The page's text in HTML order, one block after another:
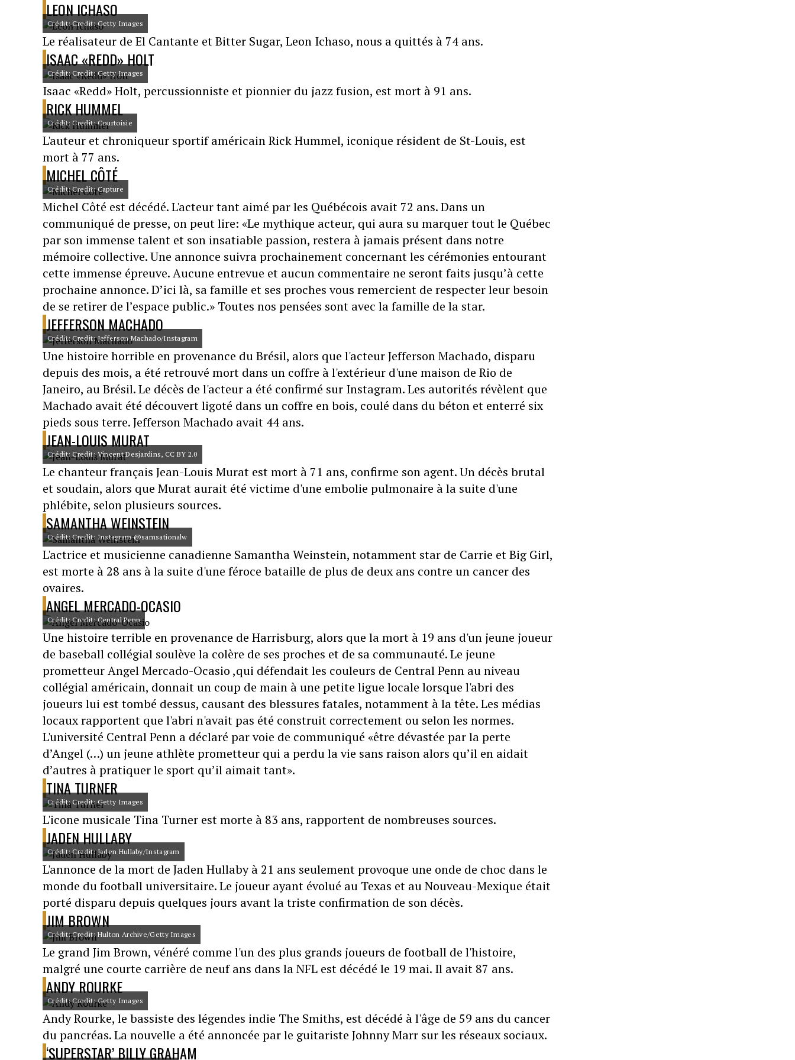
LEON ICHASO
Crédit: Credit: Getty Images
Le réalisateur de El Cantante et Bitter Sugar, Leon Ichaso, nous a quittés à 74 ans.
ISAAC «REDD» HOLT
Crédit: Credit: Getty Images
Isaac «Redd» Holt, percussionniste et pionnier du jazz fusion, est mort à 91 ans.
RICK HUMMEL
Crédit: Credit: Courtoisie
L'auteur et chroniqueur sportif américain Rick Hummel, iconique résident de St-Louis, est
mort à 77 ans.
MICHEL CÔTÉ
Crédit: Credit: Capture
Michel Côté est décédé. L'acteur tant aimé par les Québécois avait 72 ans. Dans un
communiqué de presse, on peut lire: «Le mythique acteur, qui aura su marquer tout le Québec
par son immense talent et son insatiable passion, restera à jamais présent dans notre
mémoire collective. Une annonce suivra prochainement concernant les cérémonies entourant
cette immense épreuve. Aucune entrevue et aucun commentaire ne seront faits jusqu’à cette
prochaine annonce. D’ici là, sa famille et ses proches vous remercient de respecter leur besoin
de se retirer de l’espace public.» Toutes nos pensées sont avec la famille de la star.
JEFFERSON MACHADO
Crédit: Credit: Jefferson Machado/Instagram
Une histoire horrible en provenance du Brésil, alors que l'acteur Jefferson Machado, disparu
depuis des mois, a été retrouvé mort dans un coffre à l'extérieur d'une maison de Rio de
Janeiro, au Brésil. Le décès de l'acteur a été confirmé sur Instagram. Les autorités révèlent que
Machado avait été découvert ligoté dans un coffre en bois, coulé dans du béton et enterré six
pieds sous terre. Jefferson Machado avait 44 ans.
JEAN-LOUIS MURAT
Crédit: Credit: Vincent Desjardins, CC BY 2.0
Le chanteur français Jean-Louis Murat est mort à 71 ans, confirme son agent. Un décès brutal
et soudain, alors que Murat aurait été victime d'une embolie pulmonaire à la suite d'une
phlébite, selon plusieurs sources.
SAMANTHA WEINSTEIN
Crédit: Credit: Instagram @samsationalw
L'actrice et musicienne canadienne Samantha Weinstein, notamment star de Carrie et Big Girl,
est morte à 28 ans à la suite d'une féroce bataille de plus de deux ans contre un cancer des
ovaires.
ANGEL MERCADO-OCASIO
Crédit: Credit: Central Penn
Une histoire terrible en provenance de Harrisburg, alors que la mort à 19 ans d'un jeune joueur
de baseball collégial soulève la colère de ses proches et de sa communauté. Le jeune
prometteur Angel Mercado-Ocasio ,qui défendait les couleurs de Central Penn au niveau
collégial américain, donnait un coup de main à une petite ligue locale lorsque l'abri des
joueurs lui est tombé dessus, causant des blessures fatales, notamment à la tête. Les médias
locaux rapportent que l'abri n'avait pas été construit correctement ou selon les normes.
L'université Central Penn a déclaré par voie de communiqué «être dévastée par la perte
d’Angel (…) un jeune athlète prometteur qui a perdu la vie sans raison alors qu’il en aidait
d’autres à pratiquer le sport qu’il aimait tant».
TINA TURNER
Crédit: Credit: Getty Images
L'icone musicale Tina Turner est morte à 83 ans, rapportent de nombreuses sources.
JADEN HULLABY
Crédit: Credit: Jaden Hullaby/Instagram
L'annonce de la mort de Jaden Hullaby à 21 ans seulement provoque une onde de choc dans le
monde du football universitaire. Le joueur ayant évolué au Texas et au Nouveau-Mexique était
porté disparu depuis quelques jours avant la triste confirmation de son décès.
JIM BROWN
Crédit: Credit: Hulton Archive/Getty Images
Le grand Jim Brown, vénéré comme l'un des plus grands joueurs de football de l'histoire,
malgré une courte carrière de neuf ans dans la NFL est décédé le 19 mai. Il avait 87 ans.
ANDY ROURKE
Crédit: Credit: Getty Images
Andy Rourke, le bassiste des légendes indie The Smiths, est décédé à l'âge de 59 ans du cancer
du pancréas. La nouvelle a été annoncée par le guitariste Johnny Marr sur les réseaux sociaux.
‘SUPERSTAR’ BILLY GRAHAM